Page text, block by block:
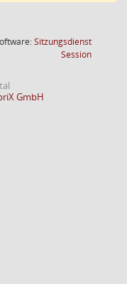
Sitzungsdienst
Session(Wird in
GmbH